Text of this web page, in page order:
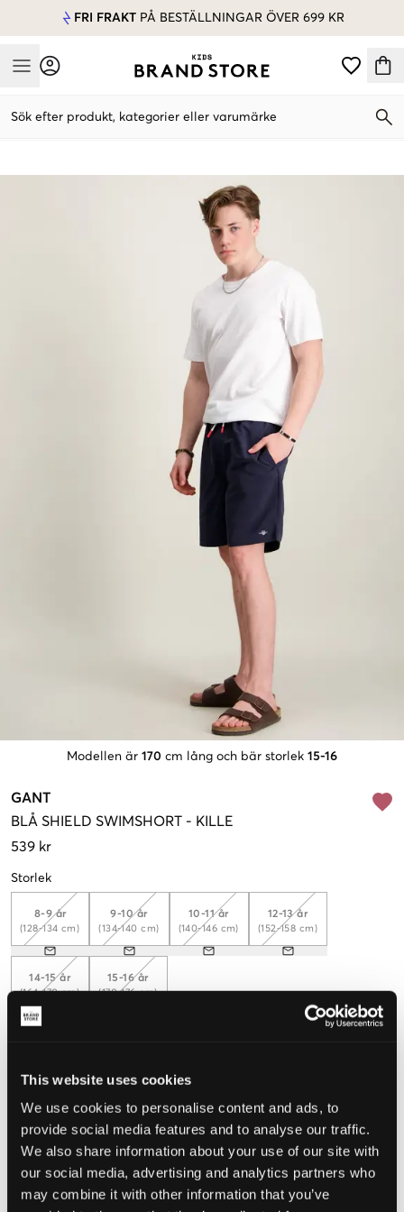
This website uses cookies
We use cookies to personalise content and ads, to
provide social media features and to analyse our traffic.
We also share information about your use of our site with
our social media, advertising and analytics partners who
may combine it with other information that you’ve
FRI FRAKT PÅ BESTÄLLNINGAR ÖVER 699 KR
Mobile Menu
Sök efter produkt, kategorier eller varumärke
Modellen är 170 cm lång och bär storlek 15-16
GANT
BLÅ SHIELD SWIMSHORT - KILLE
539 kr
Storlek
8-9 år
(128-134 cm)
9-10 år
(134-140 cm)
10-11 år
(140-146 cm)
12-13 år
(152-158 cm)
14-15 år
(164-170 cm)
15-16 år
(170-176 cm)
Liten Perfekt
STORLEKSGUIDE
VÄLJ STORLEK